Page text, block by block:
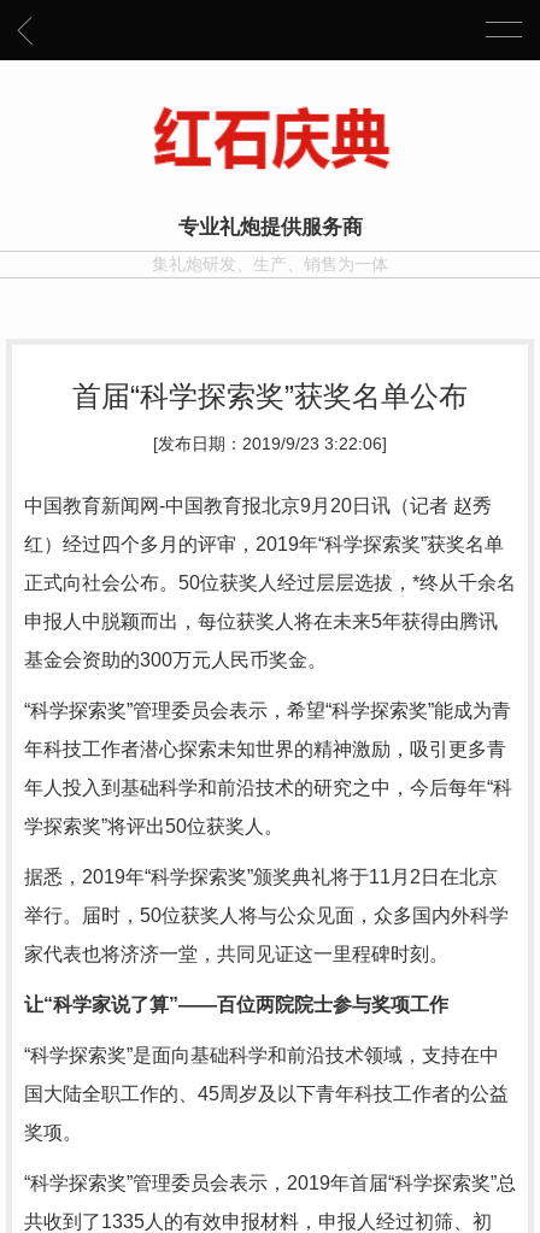
专业礼炮提供服务商
集礼炮研发、生产、销售为一体
首届“科学探索奖”获奖名单公布
[发布日期：2019/9/23 3:22:06]
中国教育新闻网-中国教育报北京9月20日讯（记者 赵秀
红）经过四个多月的评审，2019年“科学探索奖”获奖名单
正式向社会公布。50位获奖人经过层层选拔，*终从千余名
申报人中脱颖而出，每位获奖人将在未来5年获得由腾讯
基金会资助的300万元人民币奖金。
“科学探索奖”管理委员会表示，希望“科学探索奖”能成为青
年科技工作者潜心探索未知世界的精神激励，吸引更多青
年人投入到基础科学和前沿技术的研究之中，今后每年“科
学探索奖”将评出50位获奖人。
据悉，2019年“科学探索奖”颁奖典礼将于11月2日在北京
举行。届时，50位获奖人将与公众见面，众多国内外科学
家代表也将济济一堂，共同见证这一里程碑时刻。
让“科学家说了算”——百位两院院士参与奖项工作
“科学探索奖”是面向基础科学和前沿技术领域，支持在中
国大陆全职工作的、45周岁及以下青年科技工作者的公益
奖项。
“科学探索奖”管理委员会表示，2019年首届“科学探索奖”总
共收到了1335人的有效申报材料，申报人经过初筛、初